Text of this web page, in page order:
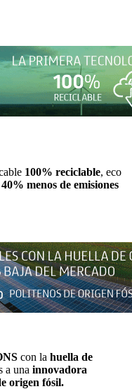
100% reciclable, eco
40% menos de emisiones
con la huella de
a una innovadora
origen fósil.